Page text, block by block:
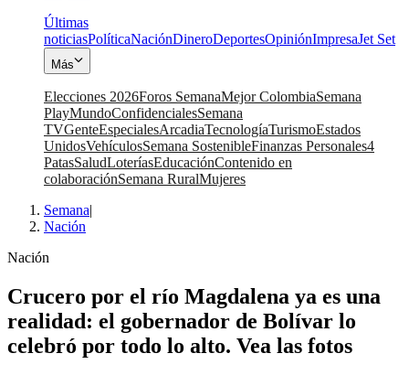
Últimas
noticiasPolíticaNaciónDineroDeportesOpiniónImpresaJet Set
Más
Elecciones 2026Foros SemanaMejor ColombiaSemana
PlayMundoConfidencialesSemana
TVGenteEspecialesArcadiaTecnologíaTurismoEstados
UnidosVehículosSemana SostenibleFinanzas Personales4
PatasSaludLoteríasEducaciónContenido en
colaboraciónSemana RuralMujeres
Semana|
Nación
Nación
Crucero por el río Magdalena ya es una
realidad: el gobernador de Bolívar lo
celebró por todo lo alto. Vea las fotos